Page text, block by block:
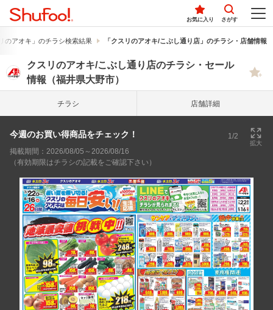
お気に入り さがす
のアオキ」のチラシ検索結果 「クスリのアオキ/こぶし通り店」のチラシ・店舗情報
クスリのアオキ/こぶし通り店のチラシ・セール
情報（福井県大野市）
チラシ 店舗詳細
今週のお買い得商品をチェック！ 1/2
拡大
掲載期間：2026/08/05～2026/08/16
（有効期限はチラシの記載をご確認下さい）